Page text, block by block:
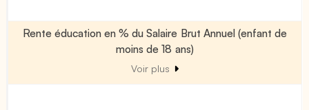
Rente éducation en % du Salaire Brut Annuel (enfant de
moins de 18 ans)
Voir plus